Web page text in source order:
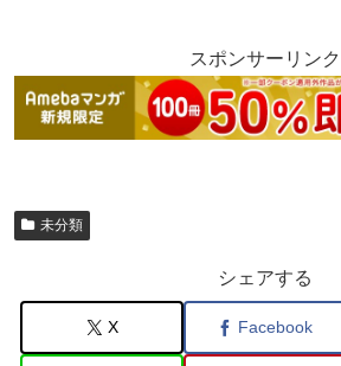
スポンサーリンク
未分類
シェアする
X Facebook